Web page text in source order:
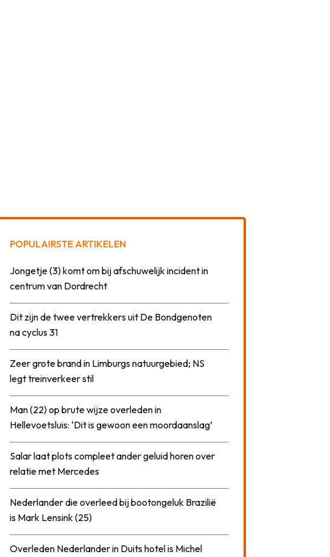
POPULAIRSTE ARTIKELEN
Jongetje (3) komt om bij afschuwelijk incident in
centrum van Dordrecht
Dit zijn de twee vertrekkers uit De Bondgenoten
na cyclus 31
Zeer grote brand in Limburgs natuurgebied; NS
legt treinverkeer stil
Man (22) op brute wijze overleden in
Hellevoetsluis: ‘Dit is gewoon een moordaanslag’
Salar laat plots compleet ander geluid horen over
relatie met Mercedes
Nederlander die overleed bij bootongeluk Brazilië
is Mark Lensink (25)
Overleden Nederlander in Duits hotel is Michel